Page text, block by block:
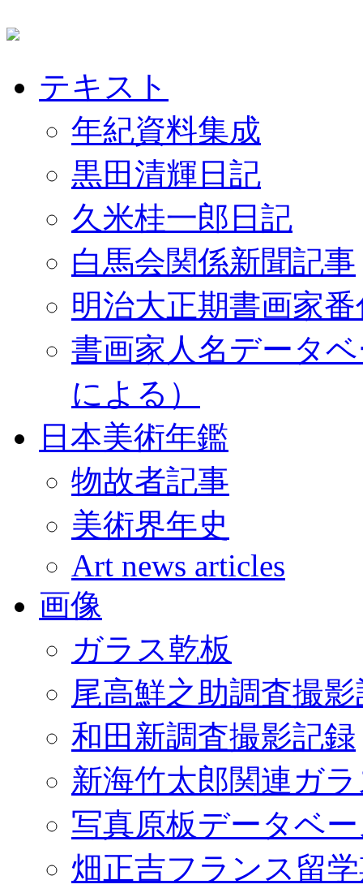
テキスト
年紀資料集成
黒田清輝日記
久米桂一郎日記
白馬会関係新聞記事
明治大正期書画家
書画家人名データ
による）
日本美術年鑑
物故者記事
美術界年史
Art news articles
画像
ガラス乾板
尾高鮮之助調査撮
和田新調査撮影記録
新海竹太郎関連ガ
写真原板データベ
畑正吉フランス留